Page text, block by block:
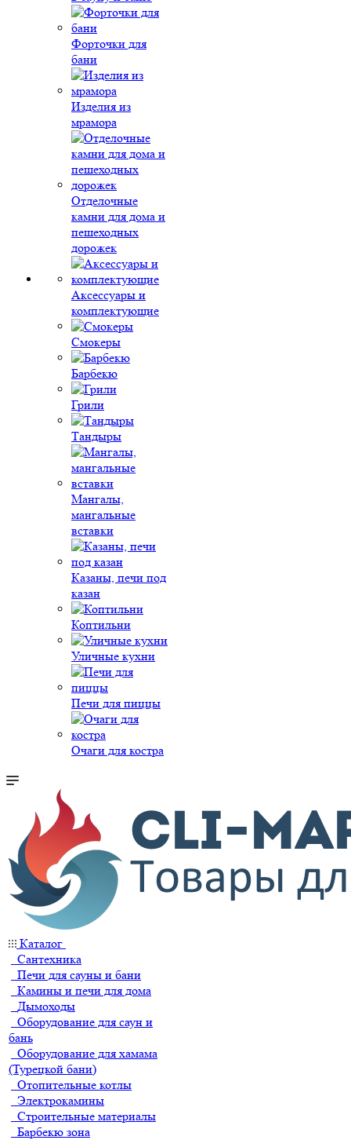
Форточки для
бани
Изделия из
мрамора
Отделочные
камни для дома и
пешеходных
дорожек
Аксессуары и
комплектующие
Смокеры
Барбекю
Грили
Тандыры
Мангалы,
мангальные
вставки
Казаны, печи под
казан
Коптильни
Уличные кухни
Печи для пиццы
Очаги для костра
Каталог
Сантехника
Печи для сауны и бани
Камины и печи для дома
Дымоходы
Оборудование для саун и
бань
Оборудование для хамама
(Турецкой бани)
Отопительные котлы
Электрокамины
Строительные материалы
Барбекю зона